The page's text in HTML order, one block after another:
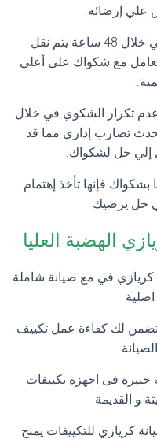
علي إرضائه.
و في حاله لم يتم حل مشكلتك في خلال 48 ساعة يتم نقل
مع شكواك علي أعلي
تكرار الشكوي في خلال
حتي لا يحدث تضارب إداري مما قد
إلي حل لشكواك.
فإنها تأخذ إهتمام
حل يرضيك
الهضبة العليا
كريازي في مع صيانة شاملة
تضمن لك كفاءة عمل تكييف
خبيرة فى اجهزة تكييفات
و القديمة
كريازي للتكييفات يمنح